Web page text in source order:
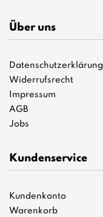
Über uns
Datenschutzerklärung
Widerrufsrecht
Impressum
AGB
Jobs
Kundenservice
Kundenkonto
Warenkorb